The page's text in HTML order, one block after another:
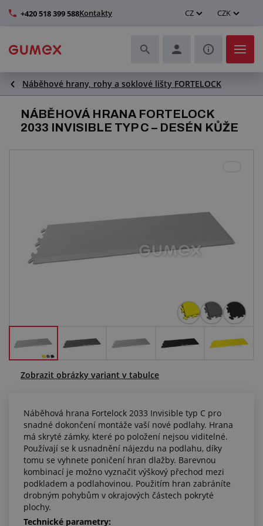
+420 518 399 588Kontakty CZ CZK
Hadice a jejich kompletace
Profily a výroba těsnění
Další pryžové a plastové výrobky
Náběhové hrany, rohy a soklové lišty FORTELOCK
NÁBĚHOVÁ HRANA FORTELOCK
2033 INVISIBLE TYP C – DESÉN KŮŽE
Zobrazit obrázky variant v tabulce
Náběhová hrana Fortelock 2033 Invisible typ C pro
snadné dokončení montáže vaší nové podlahy. Hrana
má skryté zámky, které po položení nejsou viditelné.
Používají se k usnadnění nájezdu na podlahu, díky
tomu se vyhnete poničení hran dlažby. Barevnou
kombinací je možno vyznačit výškový přechod mezi
podkladem a podlahovinou. Použitím hran zabráníte
drobným pohybům v okrajových částech pokryté
plochy.
Technické parametry: